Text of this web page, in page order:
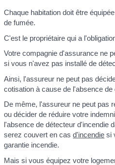
Chaque habitation doit être
de fumée.
C'est le propriétaire qui a
Votre compagnie d'assurance ne
si vous n'avez pas installé de
Ainsi, l'assureur ne peut pas
cotisation à cause de l'absence de
De même, l'assureur ne peut pas
ou décider de réduire votre
l'absence de détecteur d'incendie
serez couvert en casd'incendie si
garantie incendie.
Mais si vous équipez votre